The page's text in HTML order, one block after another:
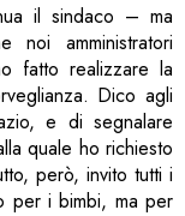
il sindaco – ma
noi amministratori
fatto realizzare la
Dico agli
e di segnalare
quale ho richiesto
però, invito tutti i
per i bimbi, ma per